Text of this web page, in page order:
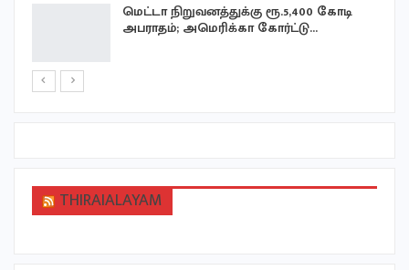
மெட்டா நிறுவனத்துக்கு ரூ.5,400 கோடி
அபராதம்; அமெரிக்கா கோர்ட்டு…
THIRAIALAYAM